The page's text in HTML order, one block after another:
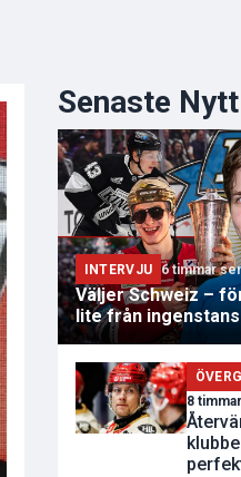
Senaste Nytt
INTERVJU 6 timmar
Väljer Schweiz –
lite från
8